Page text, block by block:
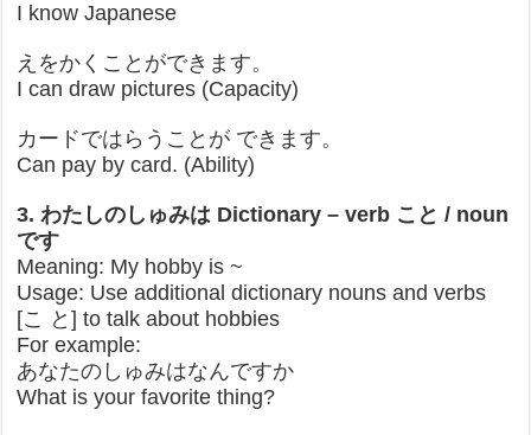
I know Japanese
えをかくことができます。
I can draw pictures (Capacity)
カードではらうことが できます。
Can pay by card. (Ability)
3. わたしのしゅみは Dictionary – verb こと / noun
です
Meaning: My hobby is ~
Usage: Use additional dictionary nouns and verbs
[こ と] to talk about hobbies
For example:
あなたのしゅみはなんですか
What is your favorite thing?